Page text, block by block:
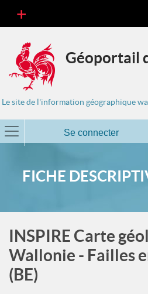
Géoportail
Le site de l'information géographique
Se connecter
FICHE
INSPIRE Carte
Wallonie - Failles
(BE)